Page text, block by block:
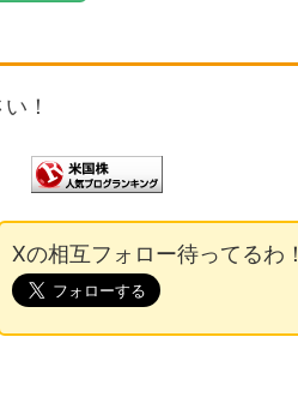
！
Xの相互フォロー待ってるわ！